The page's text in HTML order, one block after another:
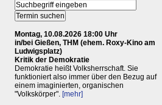
Montag, 10.08.2026 18:00 Uhr
in/bei Gießen, THM (ehem. Roxy-Kino am
Ludwigsplatz)
Kritik der Demokratie
Demokratie heißt Volksherrschaft. Sie
funktioniert also immer über den Bezug auf
einem imaginierten, organischen
"Volkskörper". [mehr]